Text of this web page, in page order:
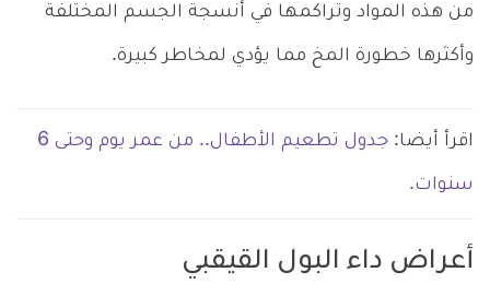
من هذه المواد وتراكمها في أنسجة الجسم المختلفة
وأكثرها خطورة المخ مما يؤدي لمخاطر كبيرة.
اقرأ أيضا: جدول تطعيم الأطفال.. من عمر يوم وحتى 6
سنوات.
أعراض داء البول القيقبي